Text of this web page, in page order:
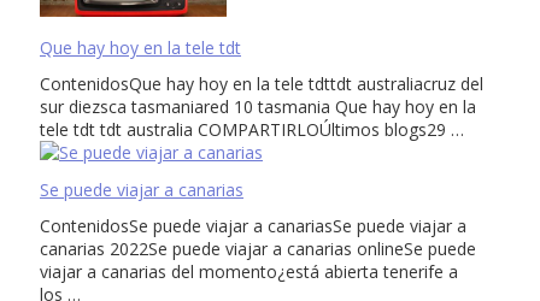
Que hay hoy en la tele tdt
ContenidosQue hay hoy en la tele tdttdt australiacruz del
sur diezsca tasmaniared 10 tasmania Que hay hoy en la
tele tdt tdt australia COMPARTIRLOÚltimos blogs29 …
Se puede viajar a canarias
ContenidosSe puede viajar a canariasSe puede viajar a
canarias 2022Se puede viajar a canarias onlineSe puede
viajar a canarias del momento¿está abierta tenerife a
los …